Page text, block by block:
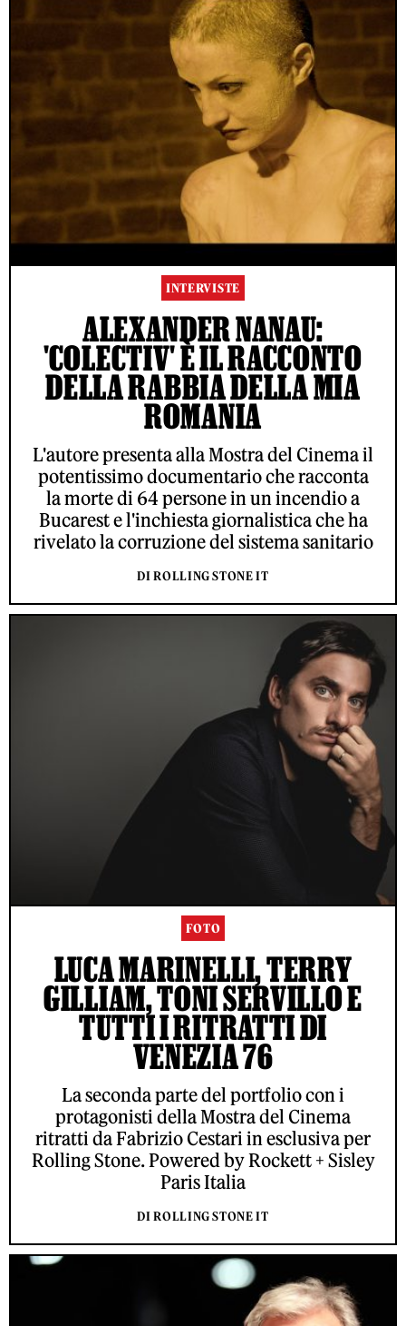
INTERVISTE
ALEXANDER NANAU:
'COLECTIV' È IL RACCONTO
DELLA RABBIA DELLA MIA
ROMANIA
L'autore presenta alla Mostra del Cinema il
potentissimo documentario che racconta
la morte di 64 persone in un incendio a
Bucarest e l'inchiesta giornalistica che ha
rivelato la corruzione del sistema sanitario
DI ROLLING STONE IT
FOTO
LUCA MARINELLI, TERRY
GILLIAM, TONI SERVILLO E
TUTTI I RITRATTI DI
VENEZIA 76
La seconda parte del portfolio con i
protagonisti della Mostra del Cinema
ritratti da Fabrizio Cestari in esclusiva per
Rolling Stone. Powered by Rockett + Sisley
Paris Italia
DI ROLLING STONE IT